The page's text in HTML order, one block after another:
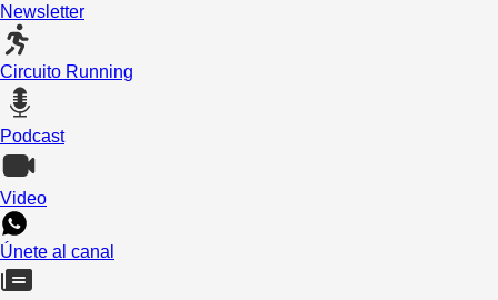
Newsletter
Circuito Running
Podcast
Video
Únete al canal